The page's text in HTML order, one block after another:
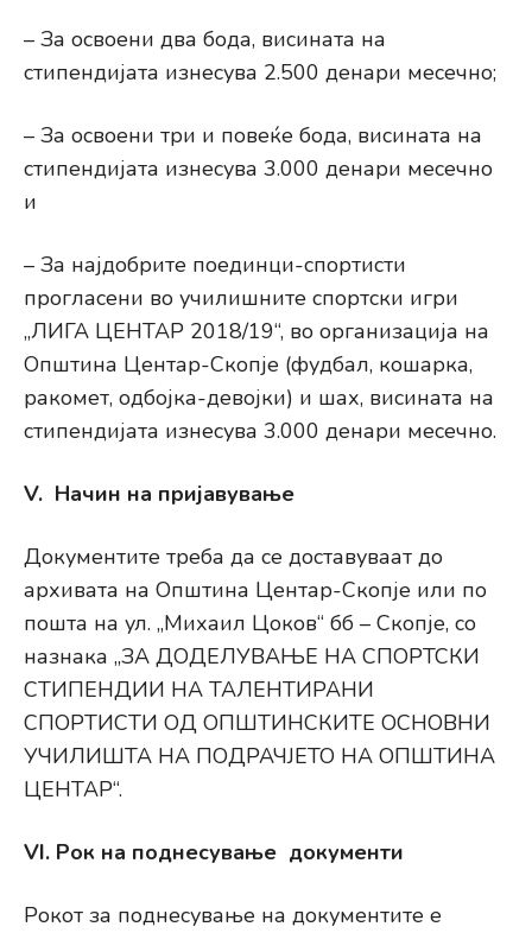
– За освоени два бода, висината на
стипендијата изнесува 2.500 денари месечно;
– За освоени три и повеќе бода, висината на
стипендијата изнесува 3.000 денари месечно
и
– За најдобрите поединци-спортисти
прогласени во училишните спортски игри
„ЛИГА ЦЕНТАР 2018/19“, во организација на
Општина Центар-Скопје (фудбал, кошарка,
ракомет, одбојка-девојки) и шах, висината на
стипендијата изнесува 3.000 денари месечно.
V. Начин на пријавување
Документите треба да се доставуваат до
архивата на Општина Центар-Скопје или по
пошта на ул. „Михаил Цоков“ бб – Скопје, со
назнака „ЗА ДОДЕЛУВАЊЕ НА СПОРТСКИ
СТИПЕНДИИ НА ТАЛЕНТИРАНИ
СПОРТИСТИ ОД ОПШТИНСКИТЕ ОСНОВНИ
УЧИЛИШТА НА ПОДРАЧЈЕТО НА ОПШТИНА
ЦЕНТАР“.
VI. Рок на поднесување документи
Рокот за поднесување на документите е